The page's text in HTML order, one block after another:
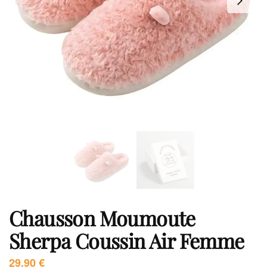
Chausson Moumoute
Sherpa Coussin Air Femme
29.90€